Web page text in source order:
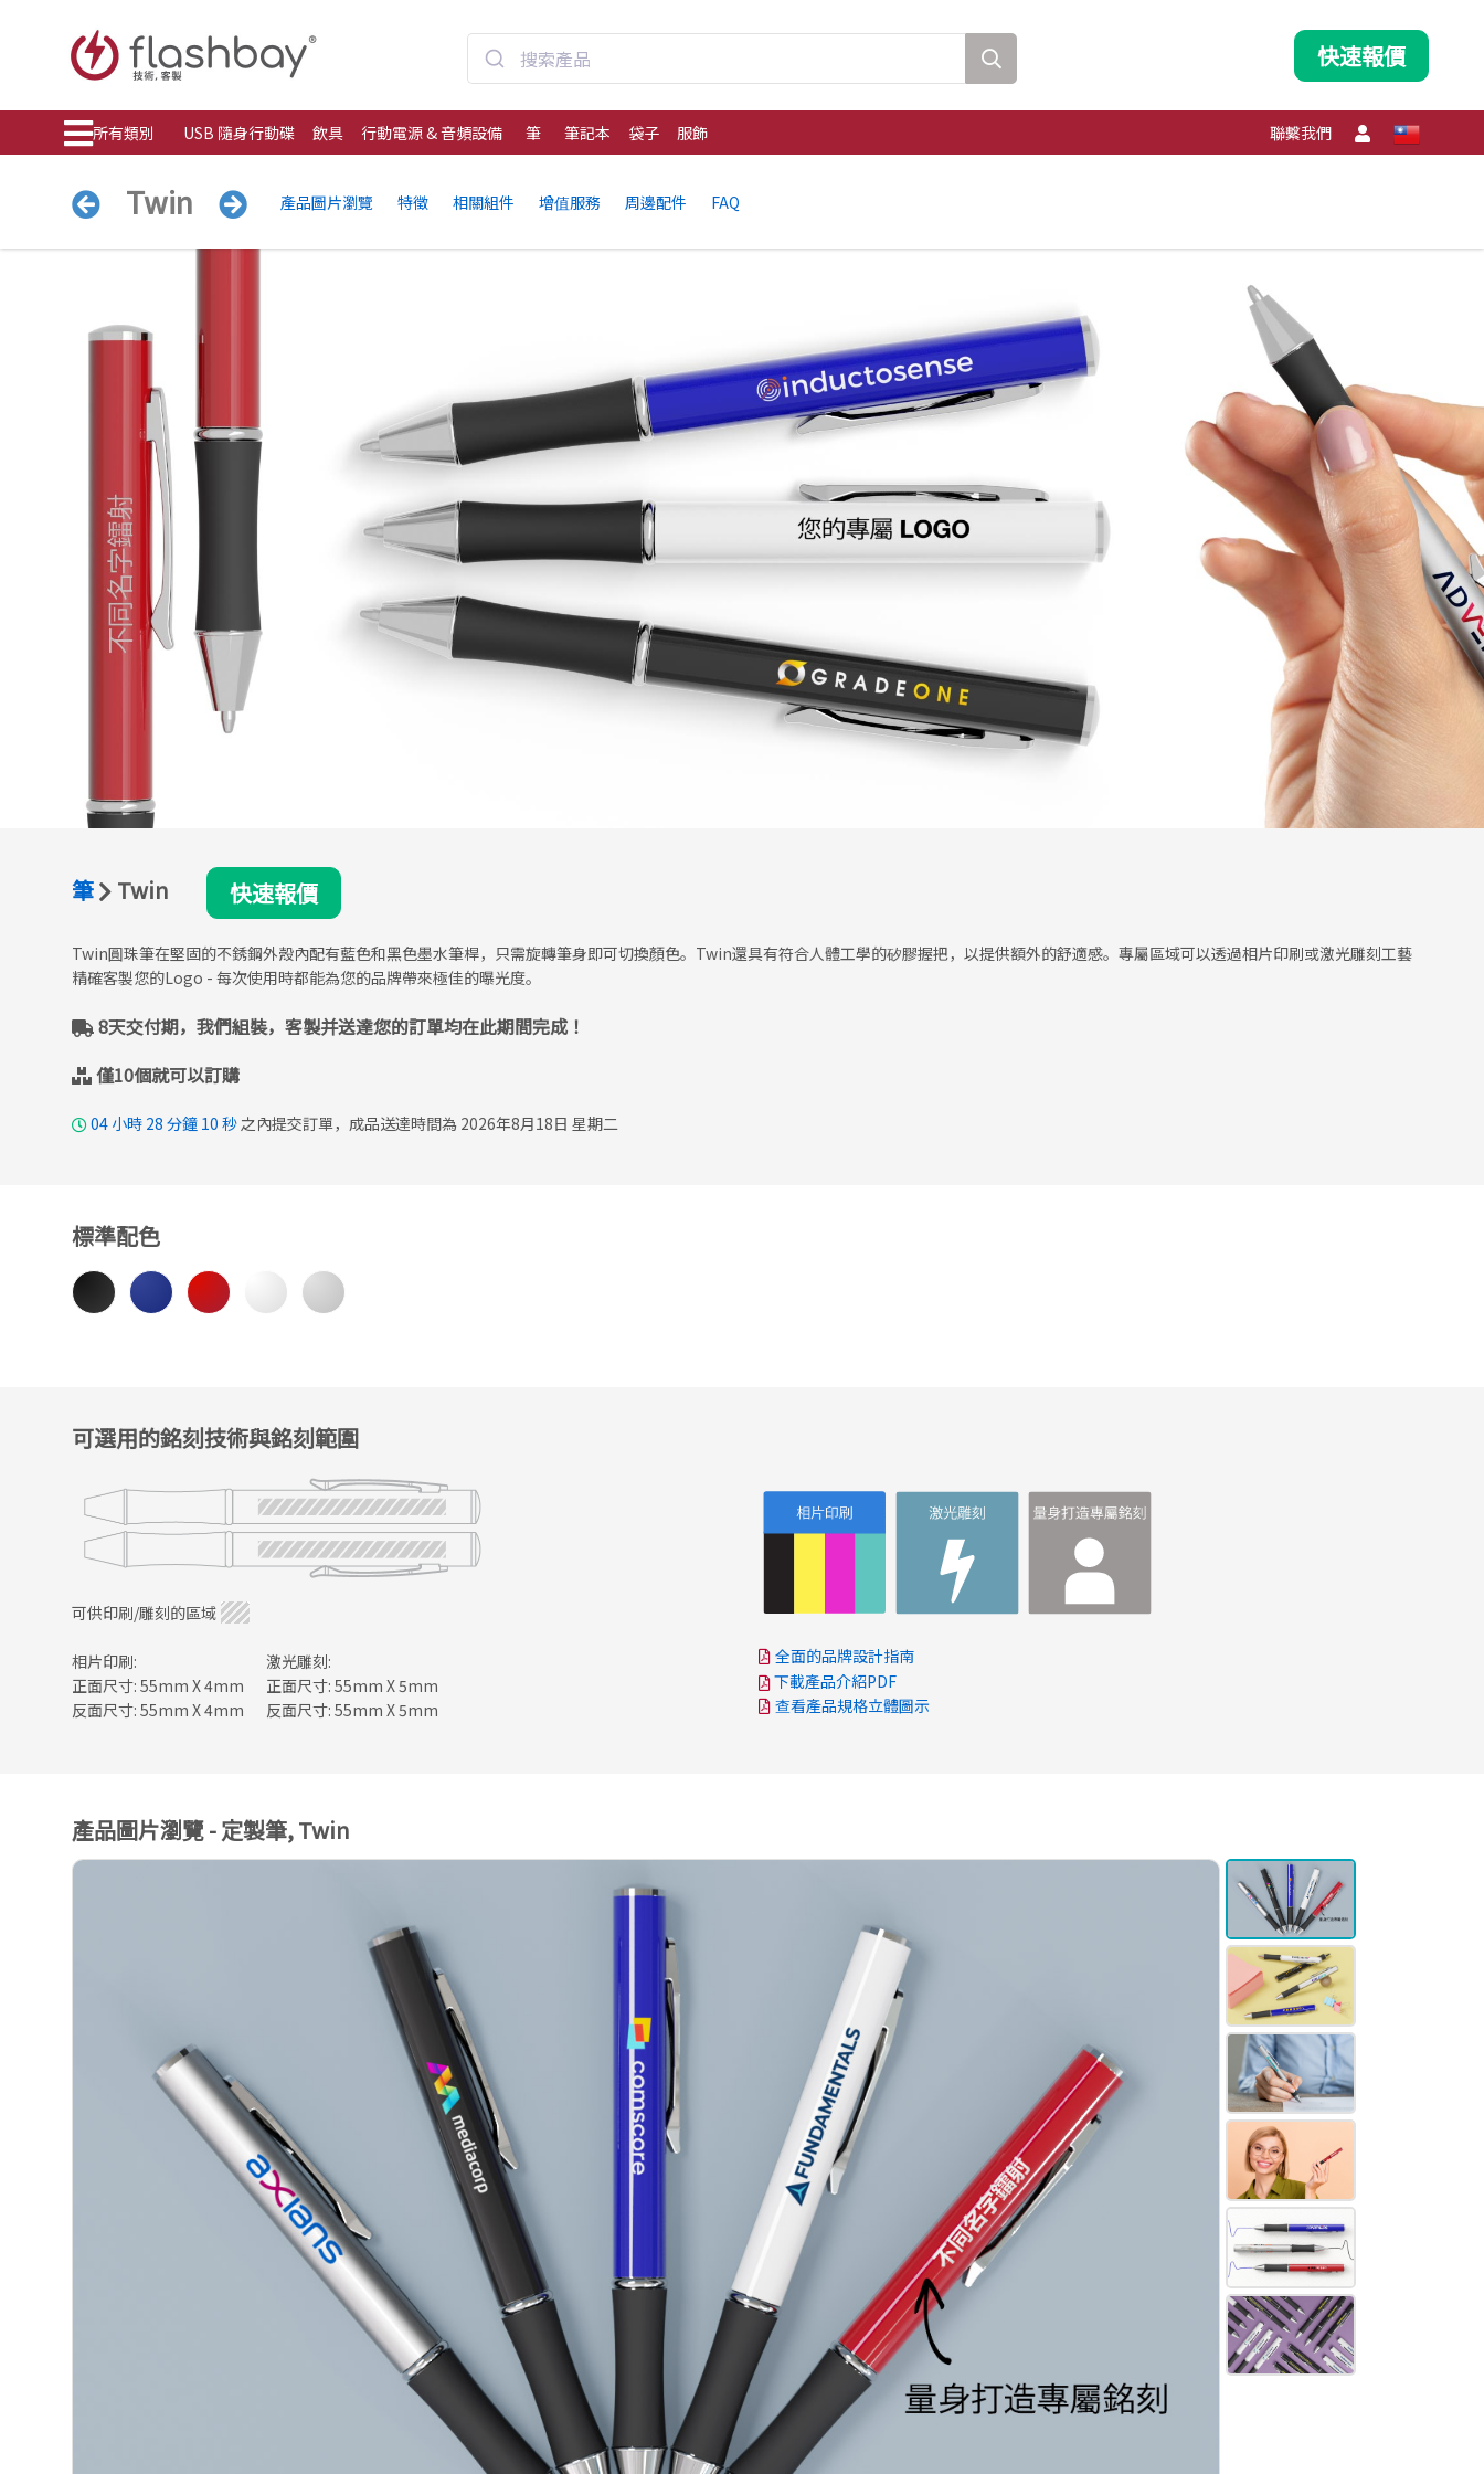
快速報價
所有類別 USB 隨身行動碟 飲具 行動電源 & 音頻設備 筆 筆記本 袋子 服飾 聯繫我們
Twin 產品圖片瀏覽 特徵 相關組件 增值服務 周邊配件 FAQ
筆 Twin 快速報價
Twin圓珠筆在堅固的不銹鋼外殼內配有藍色和黑色墨水筆桿，只需旋轉筆身即可切換顏色。Twin還具有符合人體工學的矽膠握把，以提供額外的舒適感。專屬區域可以透過相片印刷或激光雕刻工藝
精確客製您的Logo - 每次使用時都能為您的品牌帶來極佳的曝光度。
8天交付期，我們組裝，客製并送達您的訂單均在此期間完成！
僅10個就可以訂購
04 小時 28 分鐘 08 秒之內提交訂單，成品送達時間為 2026年8月18日 星期二
標準配色
可選用的銘刻技術與銘刻範圍
可供印刷/雕刻的區域
相片印刷:
正面尺寸: 55mm X 4mm
反面尺寸: 55mm X 4mm
激光雕刻:
正面尺寸: 55mm X 5mm
反面尺寸: 55mm X 5mm
全面的品牌設計指南
下載產品介紹PDF
查看產品規格立體圖示
產品圖片瀏覽 - 定製筆, Twin